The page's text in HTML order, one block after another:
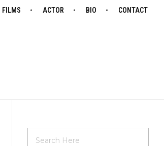
FILMS ACTOR BIO CONTACT